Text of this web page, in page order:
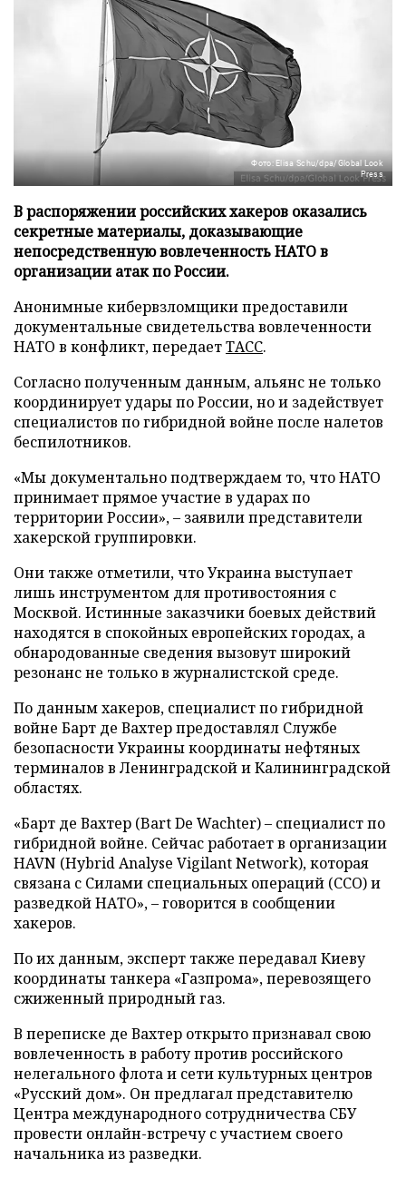
Фото: Elisa Schu/dpa/Global Look
Press
В распоряжении российских хакеров оказались
секретные материалы, доказывающие
непосредственную вовлеченность НАТО в
организации атак по России.
Анонимные кибервзломщики предоставили
документальные свидетельства вовлеченности
НАТО в конфликт, передаетТАСС.
Согласно полученным данным, альянс не только
координирует удары по России, но и задействует
специалистов по гибридной войне после налетов
беспилотников.
«Мы документально подтверждаем то, что НАТО
принимает прямое участие в ударах по
территории России», – заявили представители
хакерской группировки.
Они также отметили, что Украина выступает
лишь инструментом для противостояния с
Москвой. Истинные заказчики боевых действий
находятся в спокойных европейских городах, а
обнародованные сведения вызовут широкий
резонанс не только в журналистской среде.
По данным хакеров, специалист по гибридной
войне Барт де Вахтер предоставлял Службе
безопасности Украины координаты нефтяных
терминалов в Ленинградской и Калининградской
областях.
«Барт де Вахтер (Bart De Wachter) – специалист по
гибридной войне. Сейчас работает в организации
HAVN (Hybrid Analyse Vigilant Network), которая
связана с Силами специальных операций (ССО) и
разведкой НАТО», – говорится в сообщении
хакеров.
По их данным, эксперт также передавал Киеву
координаты танкера «Газпрома», перевозящего
сжиженный природный газ.
В переписке де Вахтер открыто признавал свою
вовлеченность в работу против российского
нелегального флота и сети культурных центров
«Русский дом». Он предлагал представителю
Центра международного сотрудничества СБУ
провести онлайн-встречу с участием своего
начальника из разведки.